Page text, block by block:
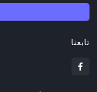
تابعنا